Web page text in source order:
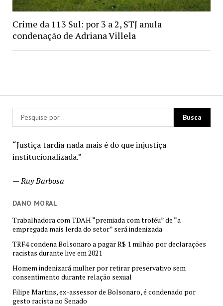
“Justiça tardia nada mais é do que injustiça
institucionalizada.”
—Ruy Barbosa
DANO MORAL
Trabalhadora com TDAH “premiada com troféu” de “a
empregada mais lerda do setor” será indenizada
TRF4 condena Bolsonaro a pagar R$ 1 milhão por declarações
racistas durante live em 2021
Homem indenizará mulher por retirar preservativo sem
consentimento durante relação sexual
Filipe Martins, ex-assessor de Bolsonaro, é condenado por
gesto racista no Senado
Crime da 113 Sul: por 3 a 2, STJ anula
condenação de Adriana Villela